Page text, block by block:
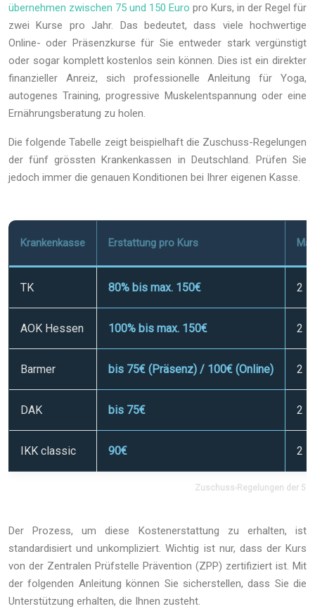
übernehmen zwischen 75 und 150 Euro pro Kurs, in der Regel für
zwei Kurse pro Jahr. Das bedeutet, dass viele hochwertige
Online- oder Präsenzkurse für Sie entweder stark vergünstigt
oder sogar komplett kostenlos sein können. Dies ist ein direkter
finanzieller Anreiz, sich professionelle Anleitung für Yoga,
autogenes Training, progressive Muskelentspannung oder eine
Ernährungsberatung zu holen.
Die folgende Tabelle zeigt beispielhaft die Zuschuss-Regelungen
der fünf grössten Krankenkassen in Deutschland. Prüfen Sie
jedoch immer die genauen Konditionen bei Ihrer eigenen Kasse.
Zuschuss-Regelungen der 5
Krankenkasse Erstattung pro Kurs
TK 80% bis max. 150€ 2
AOK Hessen 100% bis max. 150€ 2
Barmer bis 75€ (Präsenz) / 100€ (Online) 2
DAK bis 75€ 2
IKK classic 90€ 2
Der Prozess, um diese Kostenerstattung zu erhalten, ist
standardisiert und unkompliziert. Wichtig ist nur, dass der Kurs
von der Zentralen Prüfstelle Prävention (ZPP) zertifiziert ist. Mit
der folgenden Anleitung können Sie sicherstellen, dass Sie die
Unterstützung erhalten, die Ihnen zusteht.